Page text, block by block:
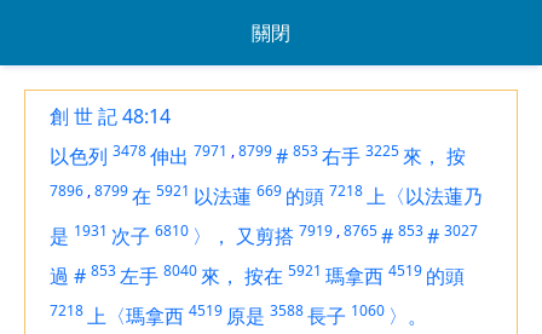
關閉
創 世 記 48:14
以色列 3478伸出 7971 ,8799# 853右手 3225 來， 按
7896 ,8799在 5921 以法蓮 669 的頭 7218上〈以法蓮乃
是 1931 次子 6810 〉， 又剪搭 7919 ,8765# 853# 3027
過 # 853左手 8040 來， 按在 5921 瑪拿西 4519 的頭
7218上〈瑪拿西 4519 原是 3588長子 1060 〉。